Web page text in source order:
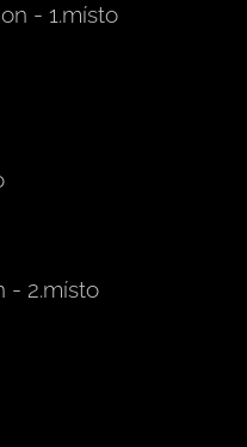
- 1.místo
- 2.místo